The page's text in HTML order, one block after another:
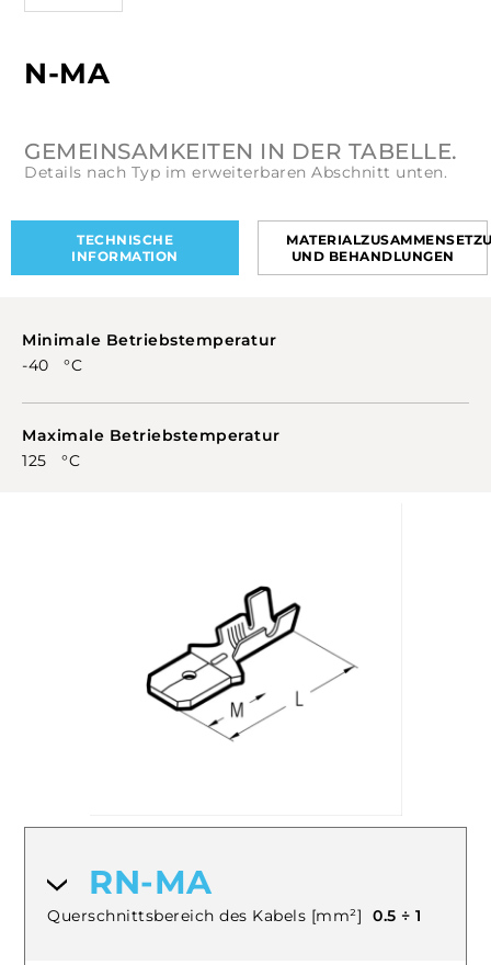
N-MA
GEMEINSAMKEITEN IN DER TABELLE.
Details nach Typ im erweiterbaren Abschnitt unten.
TECHNISCHE
INFORMATION
UND BEHANDLUNGEN
Minimale Betriebstemperatur
-40 °C
Maximale Betriebstemperatur
125 °C
RN-MA
Querschnittsbereich des Kabels [mm²] 0.5 ÷ 1